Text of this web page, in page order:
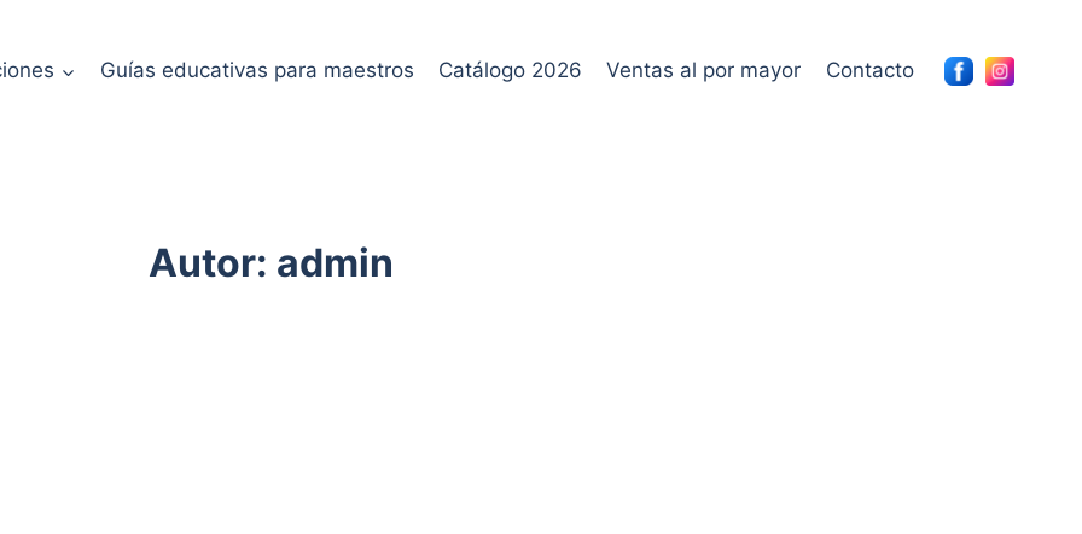
Guías educativas para maestros Catálogo 2026 Ventas al por mayor Contacto
Autor: admin